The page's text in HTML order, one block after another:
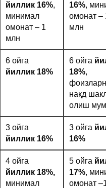
йиллик 16%,
минимал
омонат – 1
млн
16%,
омонат –
млн
6 ойга
йиллик 18%
6 ойга
18%,
нақд
олиш
3 ойга
йиллик 16%
3 ойга
16%
4 ойга
йиллик 18%,
минимал
5 ойга
17%,
омонат